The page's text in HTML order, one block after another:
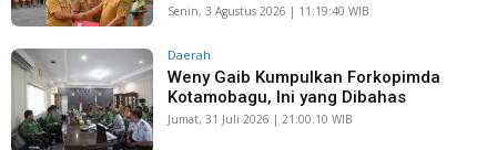
Senin, 3 Agustus 2026 | 11:19:40 WIB
Daerah
Weny Gaib Kumpulkan Forkopimda
Kotamobagu, Ini yang Dibahas
Jumat, 31 Juli 2026 | 21:00:10 WIB